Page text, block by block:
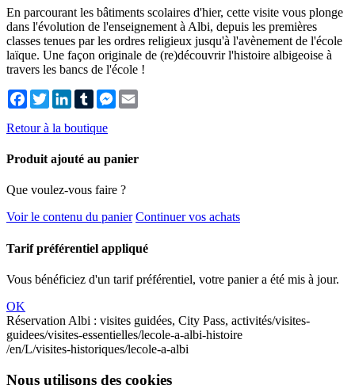
En parcourant les bâtiments scolaires d'hier, cette visite vous plonge
dans l'évolution de l'enseignement à Albi, depuis les premières
classes tenues par les ordres religieux jusqu'à l'avènement de l'école
laïque. Une façon originale de (re)découvrir l'histoire albigeoise à
travers les bancs de l'école !
Facebook
TwitterLinkedIn
TumblrMessenger
Retour à la boutique
Produit ajouté au panier
Que voulez-vous faire ?
Voir le contenu du panier Continuer vos achats
Tarif préférentiel appliqué
Vous bénéficiez d'un tarif préférentiel, votre panier a été mis à jour.
OK
Réservation Albi : visites guidées, City Pass, activités/visites-
guidees/visites-essentielles/lecole-a-albi-histoire
/en/L/visites-historiques/lecole-a-albi
Nous utilisons des cookies